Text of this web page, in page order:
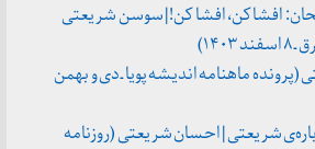
افشا کن، افشا کن! | سوسن شریعتی
ماهنامه اندیشه پویا ـ دی و بهمن
شریعتی | احسان شریعتی (روزنامه